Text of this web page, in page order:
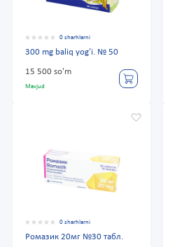
0 sharhlarni
300 mg baliq yog'i. № 50
15 500 so'm
Mavjud
0 sharhlarni
Ромазик 20мг №30 табл.